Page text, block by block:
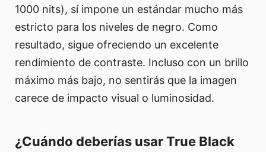
1000 nits), sí impone un estándar mucho más
estricto para los niveles de negro. Como
resultado, sigue ofreciendo un excelente
rendimiento de contraste. Incluso con un brillo
máximo más bajo, no sentirás que la imagen
carece de impacto visual o luminosidad.
¿Cuándo deberías usar True Black